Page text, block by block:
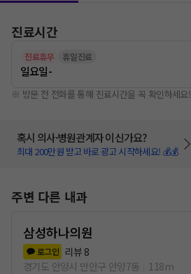
진료시간
진료휴무 휴일진료
일요일-
※ 방문 전 전화를 통해 진료시간을 꼭 확인하세요!
혹시 의사·병원관계자 이신가요?
최대 200만원 받고 바로 광고 시작하세요! 💰💰
주변 다른 내과
삼성하나의원
로그인 리뷰 8
경기도 안양시 만안구 안양7동
118m